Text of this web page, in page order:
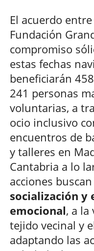
El acuerdo
Fundación
compromiso
estas fechas
beneficiarán
241 personas
voluntarias, a
ocio inclusivo
encuentros de
y talleres en
Cantabria a lo
acciones buscan
socialización y
emocional, a la
tejido vecinal y
adaptando las